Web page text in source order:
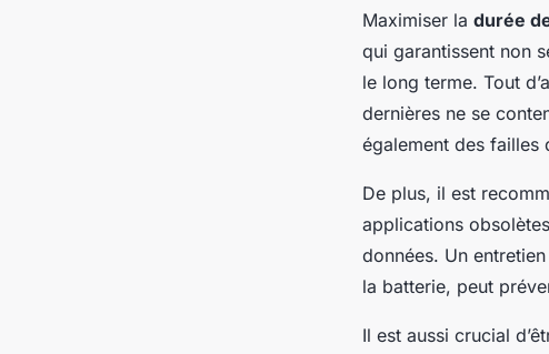
Maximiser la durée
qui garantissent non
le long terme. Tout
dernières ne se
également des failles
De plus, il est
applications
données. Un
la batterie, peut
Il est aussi crucial